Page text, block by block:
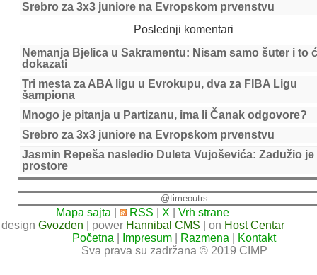
Srebro za 3x3 juniore na Evropskom prvenstvu
Poslednji komentari
Nemanja Bjelica u Sakramentu: Nisam samo šuter i to
dokazati
Tri mesta za ABA ligu u Evrokupu, dva za FIBA Ligu
šampiona
Mnogo je pitanja u Partizanu, ima li Čanak odgovore?
Srebro za 3x3 juniore na Evropskom prvenstvu
Jasmin Repeša nasledio Duleta Vujoševića: Zadužio je
prostore
@timeoutrs
Mapa sajta | RSS X |Vrh strane
design Gvozden | power Hannibal CMS | on Host Centar
Početna
Impresum Razmena
Kontakt
Sva prava su zadržana © 2019 CIMP